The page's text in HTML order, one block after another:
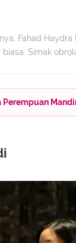
Fahad Haydra
Simak
Perempuan